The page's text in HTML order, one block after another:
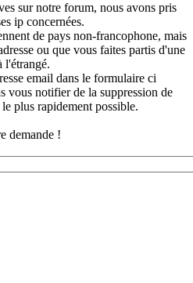
sur notre forum, nous avons pris
ip concernées.
de pays non-francophone, mais
ou que vous faites partis d'une
l'étrangé.
email dans le formulaire ci
vous notifier de la suppression de
plus rapidement possible.
demande !